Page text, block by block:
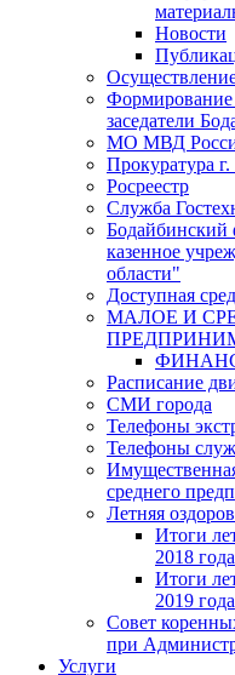
Новости
Формирование
заседатели
МО МВД
Прокуратура
Росреестр
Служба
Бодайбинский
казенное
области"
Доступная
МАЛОЕ И
Расписание
СМИ города
Телефоны
Телефоны
среднего
Летняя
Итоги
2018 года
Итоги
2019 года
Совет
при
Услуги